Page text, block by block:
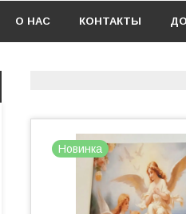
О НАС КОНТАКТЫ
Новинка